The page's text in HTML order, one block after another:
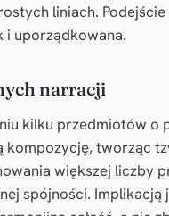
liniach.
uporządkowana.
narracji
kilku przedmiotów o
tworząc
większej liczby
spójności.